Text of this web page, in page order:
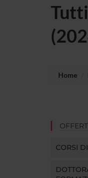
Home
CORSI